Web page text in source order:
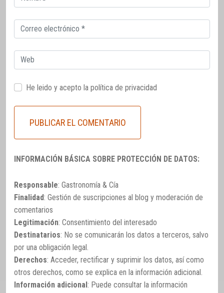
electrónico
Correo
electrónico
Web
He leido y acepto la política de privacidad
INFORMACIÓN BÁSICA SOBRE PROTECCIÓN DE DATOS:
Responsable: Gastronomía & Cía
Finalidad: Gestión de suscripciones al blog y moderación de
comentarios
Legitimación: Consentimiento del interesado
Destinatarios: No se comunicarán los datos a terceros, salvo
por una obligación legal.
Derechos: Acceder, rectificar y suprimir los datos, así como
otros derechos, como se explica en la información adicional.
Información adicional: Puede consultar la información